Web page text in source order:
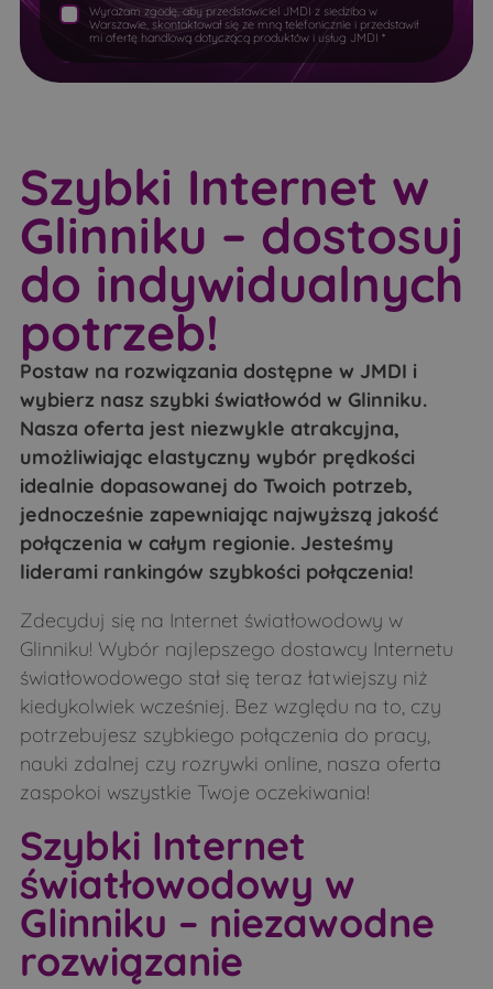
Stanisławowo
Stare Orzechowo
Topolina
Warszawa
Wólka Kikolska
Wołomin
Wymysły
Ząbki
Zamienie
Zapiecki
Zegrze
Zegrze Południowe
Zielonka
Knorozy
Kobyla
Koski-Wypychy
Koszewo
Kowale
Kożuszki
Krupice
Kruzy
Krynki-Jarki
Krzywa
Leśniki
Leszczka Duża
Leszczka Mała
Lubieszcze
Łapcie
Łapy
Łubice
Łubin Kościelny
Łubin Rudołty
Łuczaje
Makarki
Malesze
Mierzwin Mały
Mierzynówka
Mieszuki
Mikulicze
Minczewo
Miodusy-Dworaki
Miodusy-Inochy
Miodusy-Pokrzywne
Moczydły-Dubiny
Moczydły-Kukiełki
Nowe Bagieńskie
Nowoberezowo
Obniże
Obniże
Oleksin
Orla
Osówka
Wyrażam zgodę, aby przedstawiciel JMDI z siedziba w
Warszawie, skontaktował się ze mną telefonicznie i przedstawił
mi ofertę handlową dotyczącą produktów i usług JMDI *
Szybki Internet w
Glinniku – dostosuj
do indywidualnych
potrzeb!
Postaw na rozwiązania dostępne w JMDI i
wybierz nasz szybki światłowód w Glinniku.
Nasza oferta jest niezwykle atrakcyjna,
umożliwiając elastyczny wybór prędkości
idealnie dopasowanej do Twoich potrzeb,
jednocześnie zapewniając najwyższą jakość
połączenia w całym regionie. Jesteśmy
liderami rankingów szybkości połączenia!
Zdecyduj się na Internet światłowodowy w
Glinniku! Wybór najlepszego dostawcy Internetu
światłowodowego stał się teraz łatwiejszy niż
kiedykolwiek wcześniej. Bez względu na to, czy
potrzebujesz szybkiego połączenia do pracy,
nauki zdalnej czy rozrywki online, nasza oferta
zaspokoi wszystkie Twoje oczekiwania!
Szybki Internet
światłowodowy w
Glinniku – niezawodne
rozwiązanie